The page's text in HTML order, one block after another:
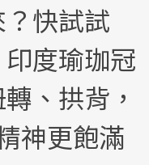
快試試
印度瑜珈冠
、拱背，
神更飽滿